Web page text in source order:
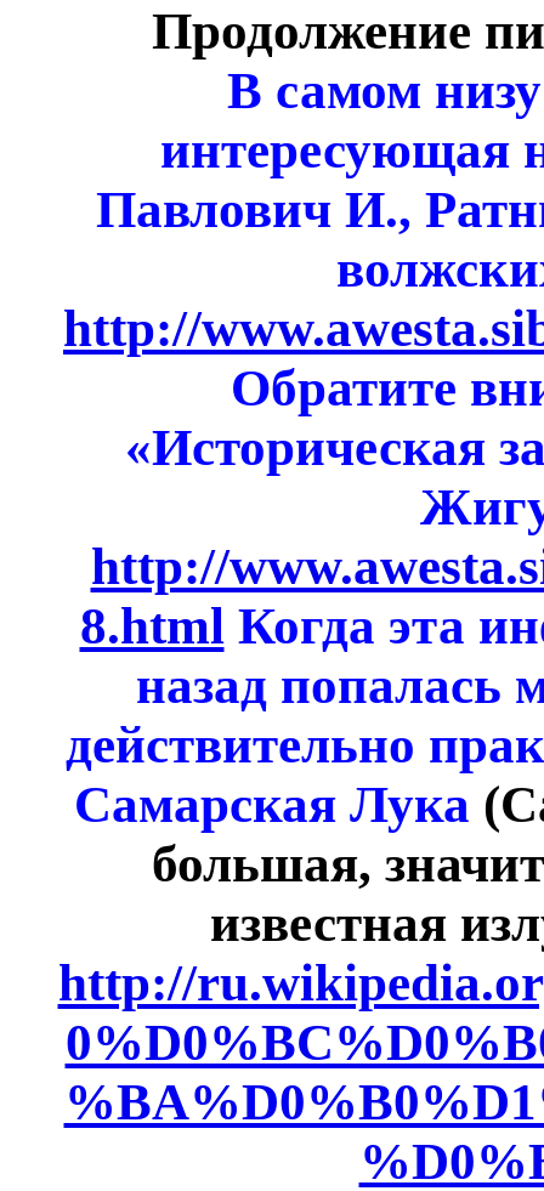
Продолжение
В самом
интересующая
Павлович И.,
http://
Обратите
«Историческая
http://
8.html Когда эта
назад попалась
действительно
Самарская Лука
большая,
известная
http://